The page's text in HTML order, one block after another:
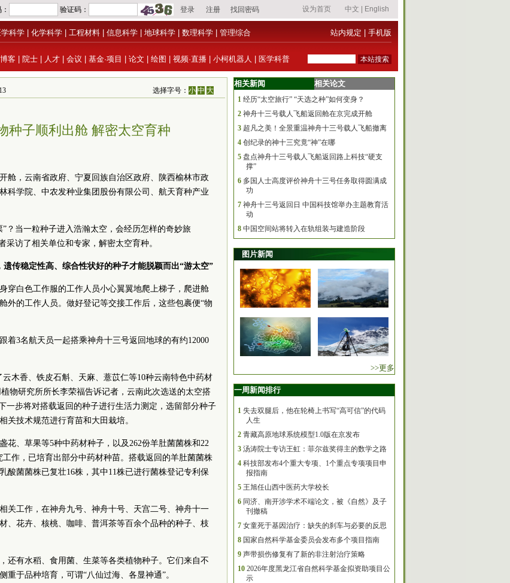
学科学 化学科学 工程材料 信息科学 地球科学 数理科学 管理综合 站内规定 手机版
博客 院士 人才 会议 基金·项目 论文 绘图 视频·直播 小柯机器人 医学科普
选择字号：小 中 大
种子顺利出舱 解密太空育种
舱，云南省政府、宁夏 回族自治区政府、陕西榆林市政
科学院、中农发种业集团股份有限公司、航天育种产业
？当一粒种子进入浩瀚太空，会经历怎样的奇妙旅
采访了相关单位和专家，解密太空育种。
传稳定性高、综合性状好的种子才能脱颖而出“游太空”
穿白色工作服的工作人员小心翼翼地爬上梯子，爬进舱
外的工作人员。做好登记等交接工作后，这些包裹便“物
着3名航天员一起搭乘神舟十三号返回地球的有约12000
木香、铁皮石斛、天麻、薏苡仁等10种云南特色中药材
物研究所所长李荣福告诉记者，云南此次选送的太空搭
一步将对搭载返回的种子进行生活力测定，选留部分种子
关技术规范进行育苗和大田栽培。
花、草果等5种中药材种子，以及262份羊肚菌菌株和22
作，已培育出部分中药材种苗。搭载返回的羊肚菌菌株
酸菌菌株已复壮16株，其中11株已进行菌株登记专利保
关工作，在神舟九号、神舟十号、天宫二号、神舟十一
、花卉、核桃、咖啡、普洱茶等百余个品种的种子、枝
还有水稻、食用菌、生菜等各类植物种子。它们来自不
于品种培育，可谓“八仙过海、各显神通”。
相关新闻 相关论文
1 经历“太空旅行” “天选之种”如何变身？
2 神舟十三号载人飞船返回舱在京完成开舱
3 超凡之美！全景重温神舟十三号载人飞船撤离
4 创纪录的神十三究竟“神”在哪
5 盘点神舟十三号载人飞船返回路上科技“硬支
撑”
6 多国人士高度评价神舟十三号任务取得圆满成
功
7 神舟十三号返回日 中国科技馆举办主题教育活
动
8 中国空间站将转入在轨组装与建造阶段
图片新闻
>>更多
一周新闻排行
1 失去双腿后，他在轮椅上书写“高可信”的代码
人生
2 青藏高原地球系统模型1.0版在京发布
3 汤涛院士专访王虹：菲尔兹奖得主的数学之路
4 科技部发布4个重大专项、1个重点专项项目申
报指南
5 王旭任山西中医药大学校长
6 同济、南开涉学术不端论文，被《自然》及子
刊撤稿
7 女童死于基因治疗：缺失的刹车与必要的反思
8 国家自然科学基金委员会发布多个项目指南
9 声带损伤修复有了新的非注射治疗策略
10 2026年度黑龙江省自然科学基金拟资助项目公
示